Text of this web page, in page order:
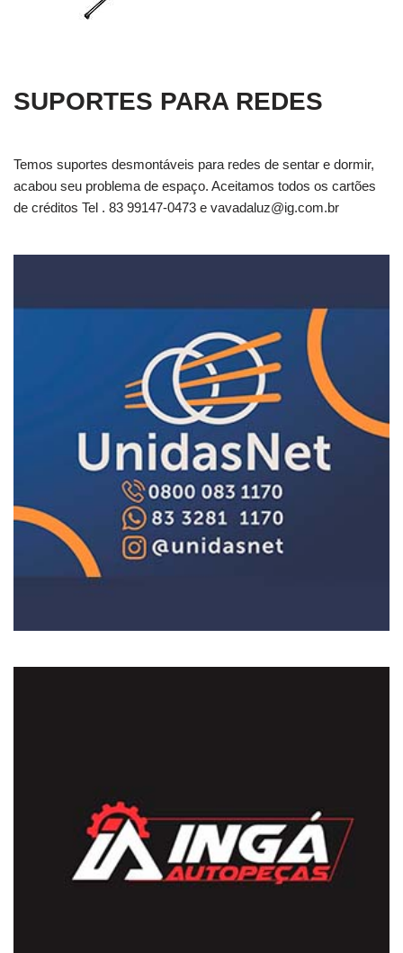
SUPORTES PARA REDES
Temos suportes desmontáveis para redes de sentar e dormir,
acabou seu problema de espaço. Aceitamos todos os cartões
de créditos Tel . 83 99147-0473 e vavadaluz@ig.com.br